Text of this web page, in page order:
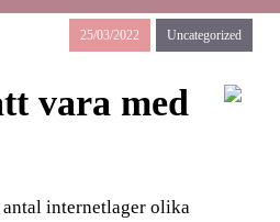
25/03/2022 Uncategorized
vara med
internetlager olika